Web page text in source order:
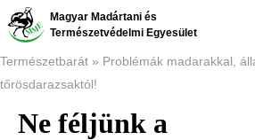
Ugrás
tartalomra
Magyar Madártani és
Természetvédelmi Egyesület
Morzsa
Természetbarát Problémák madarakkal,
tőrösdarazsaktól!
Ne féljünk a